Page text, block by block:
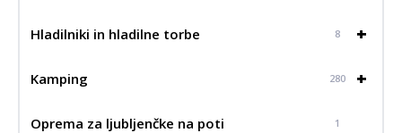
+
Hladilniki in hladilne torbe 8
+
Kamping 280
Oprema za ljubljenčke na poti 1